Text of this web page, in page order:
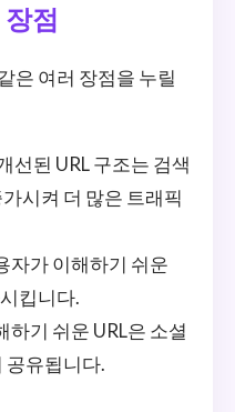
점
은 여러 장점을 누릴
선된 URL 구조는 검색
시켜 더 많은 트래픽
자가 이해하기 쉬운
킵니다.
하기 쉬운 URL은 소셜
공유됩니다.